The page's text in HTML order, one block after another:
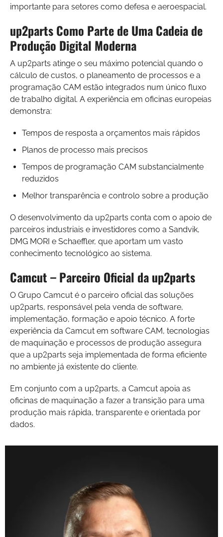
importante para setores como defesa e aeroespacial.
up2parts Como Parte de Uma Cadeia de
Produção Digital Moderna
A up2parts atinge o seu máximo potencial quando o
cálculo de custos, o planeamento de processos e a
programação CAM estão integrados num único fluxo
de trabalho digital. A experiência em oficinas europeias
demonstra:
Tempos de resposta a orçamentos mais rápidos
Planos de processo mais precisos
Tempos de programação CAM substancialmente
reduzidos
Melhor transparência e controlo sobre a produção
O desenvolvimento da up2parts conta com o apoio de
parceiros industriais e investidores como a Sandvik,
DMG MORI e Schaeffler, que aportam um vasto
conhecimento tecnológico ao sistema.
Camcut – Parceiro Oficial da up2parts
O Grupo Camcut é o parceiro oficial das soluções
up2parts, responsável pela venda de software,
implementação, formação e apoio técnico. A forte
experiência da Camcut em software CAM, tecnologias
de maquinação e processos de produção assegura
que a up2parts seja implementada de forma eficiente
no ambiente já existente do cliente.
Em conjunto com a up2parts, a Camcut apoia as
oficinas de maquinação a fazer a transição para uma
produção mais rápida, transparente e orientada por
dados.